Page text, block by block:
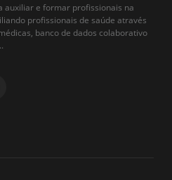
auxiliar e formar profissionais na
profissionais de saúde através
banco de dados colaborativo